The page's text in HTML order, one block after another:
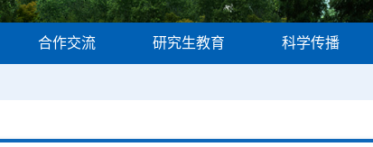
合作交流 研究生教育 科学传播